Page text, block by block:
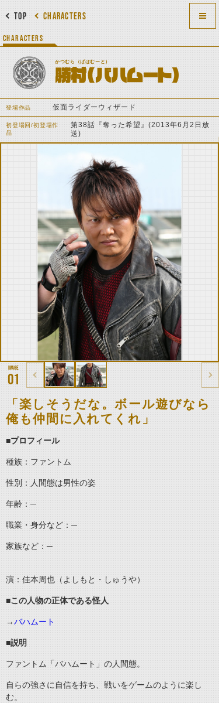
CHARACTERS
TOP
CHARACTERS
かつむら（ばはむーと）
勝村(バハムート)
登場作品 仮面ライダーウィザード
初登場回/初登場作
品
第38話『奪った希望』(2013年6月2日放
送)
01
「楽しそうだな。ボール遊びなら
俺も仲間に入れてくれ」
■プロフィール
種族：ファントム
性別：人間態は男性の姿
年齢：─
職業・身分など：─
家族など：─
演：佳本周也（よしもと・しゅうや）
■この人物の正体である怪人
→バハムート
■説明
ファントム「バハムート」の人間態。
自らの強さに自信を持ち、戦いをゲームのように楽し
む。